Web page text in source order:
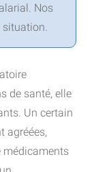
Nos
situation.
de santé, elle
Un certain
agréées,
médicaments